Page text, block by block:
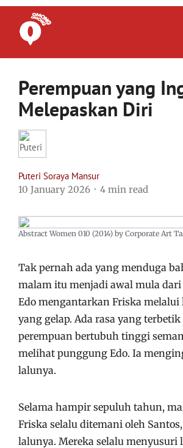
Perempuan yang
Melepaskan Diri
Puteri Soraya Mansur
10 January 2026
4 min read
Abstract Women 010 (2014) by Corporate Art
Tak pernah ada yang menduga
malam itu menjadi awal mula dari
Edo mengantarkan Friska
yang gelap. Ada rasa yang
perempuan bertubuh tinggi
melihat punggung Edo. Ia
lalunya.
Selama hampir sepuluh tahun,
Friska selalu ditemani oleh
lalunya. Mereka selalu menyusuri